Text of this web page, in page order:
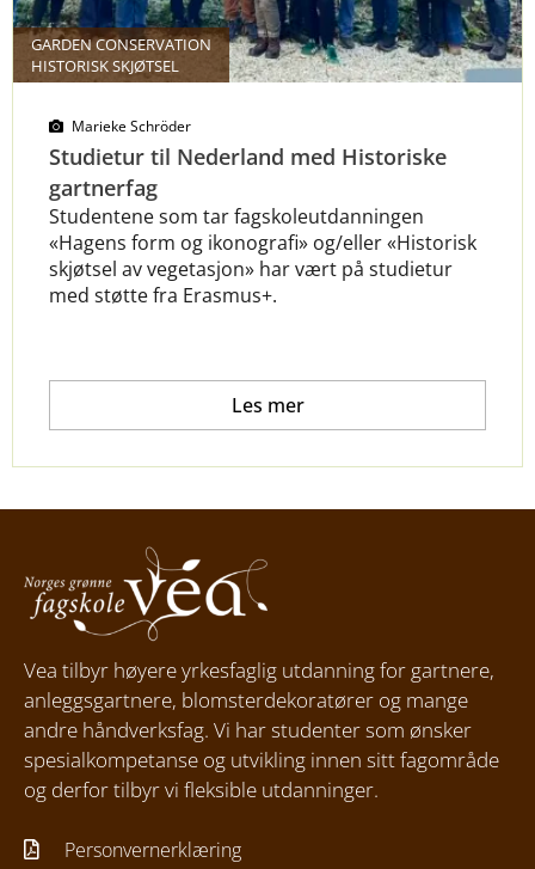
GARDEN CONSERVATION
HISTORISK SKJØTSEL
Marieke Schröder
Studietur til Nederland med Historiske
gartnerfag
Studentene som tar fagskoleutdanningen
«Hagens form og ikonografi» og/eller «Historisk
skjøtsel av vegetasjon» har vært på studietur
med støtte fra Erasmus+.
Les mer
Vea tilbyr høyere yrkesfaglig utdanning for gartnere,
anleggsgartnere, blomsterdekoratører og mange
andre håndverksfag. Vi har studenter som ønsker
spesialkompetanse og utvikling innen sitt fagområde
og derfor tilbyr vi fleksible utdanninger.
Personvernerklæring